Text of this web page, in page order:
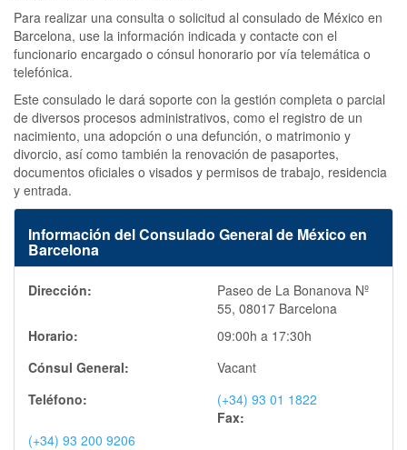
Para realizar una consulta o solicitud al consulado de México en
Barcelona, use la información indicada y contacte con el
funcionario encargado o cónsul honorario por vía telemática o
telefónica.
Este consulado le dará soporte con la gestión completa o parcial
de diversos procesos administrativos, como el registro de un
nacimiento, una adopción o una defunción, o matrimonio y
divorcio, así como también la renovación de pasaportes,
documentos oficiales o visados y permisos de trabajo, residencia
y entrada.
Información del Consulado General de México en
Barcelona
Dirección:
Paseo de La Bonanova Nº
55, 08017 Barcelona
Horario:
09:00h a 17:30h
Cónsul General:
Vacant
Teléfono:
(+34) 93 01 1822
Fax:
(+34) 93 200 9206